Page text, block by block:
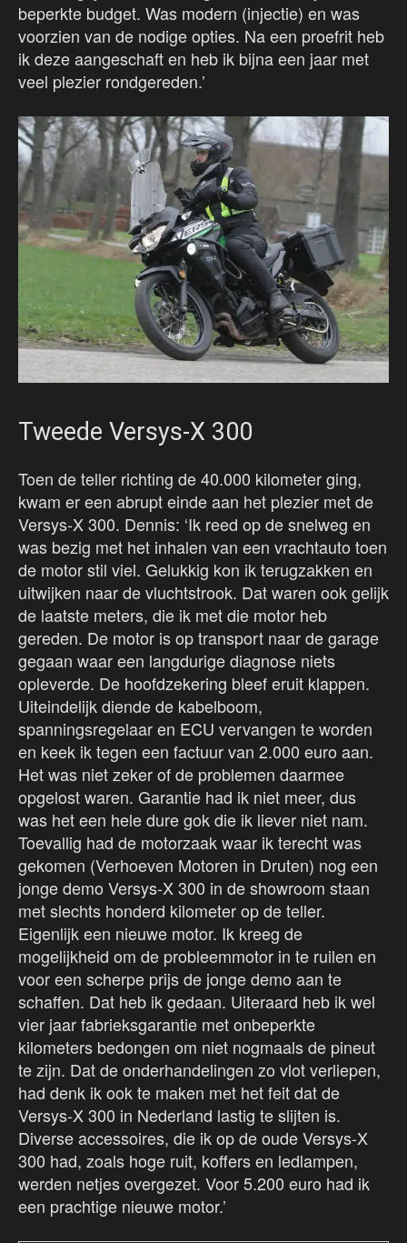
beperkte budget. Was modern (injectie) en was
voorzien van de nodige opties. Na een proefrit heb
ik deze aangeschaft en heb ik bijna een jaar met
veel plezier rondgereden.’
Tweede Versys-X 300
Toen de teller richting de 40.000 kilometer ging,
kwam er een abrupt einde aan het plezier met de
Versys-X 300. Dennis: ‘Ik reed op de snelweg en
was bezig met het inhalen van een vrachtauto toen
de motor stil viel. Gelukkig kon ik terugzakken en
uitwijken naar de vluchtstrook. Dat waren ook gelijk
de laatste meters, die ik met die motor heb
gereden. De motor is op transport naar de garage
gegaan waar een langdurige diagnose niets
opleverde. De hoofdzekering bleef eruit klappen.
Uiteindelijk diende de kabelboom,
spanningsregelaar en ECU vervangen te worden
en keek ik tegen een factuur van 2.000 euro aan.
Het was niet zeker of de problemen daarmee
opgelost waren. Garantie had ik niet meer, dus
was het een hele dure gok die ik liever niet nam.
Toevallig had de motorzaak waar ik terecht was
gekomen (Verhoeven Motoren in Druten) nog een
jonge demo Versys-X 300 in de showroom staan
met slechts honderd kilometer op de teller.
Eigenlijk een nieuwe motor. Ik kreeg de
mogelijkheid om de probleemmotor in te ruilen en
voor een scherpe prijs de jonge demo aan te
schaffen. Dat heb ik gedaan. Uiteraard heb ik wel
vier jaar fabrieksgarantie met onbeperkte
kilometers bedongen om niet nogmaals de pineut
te zijn. Dat de onderhandelingen zo vlot verliepen,
had denk ik ook te maken met het feit dat de
Versys-X 300 in Nederland lastig te slijten is.
Diverse accessoires, die ik op de oude Versys-X
300 had, zoals hoge ruit, koffers en ledlampen,
werden netjes overgezet. Voor 5.200 euro had ik
een prachtige nieuwe motor.’